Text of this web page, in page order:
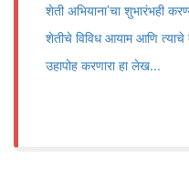
शेती अभियाना’चा शुभारंभही
शेतीचे विविध आयाम आणि त्याचे
उहापोह करणारा हा लेख...